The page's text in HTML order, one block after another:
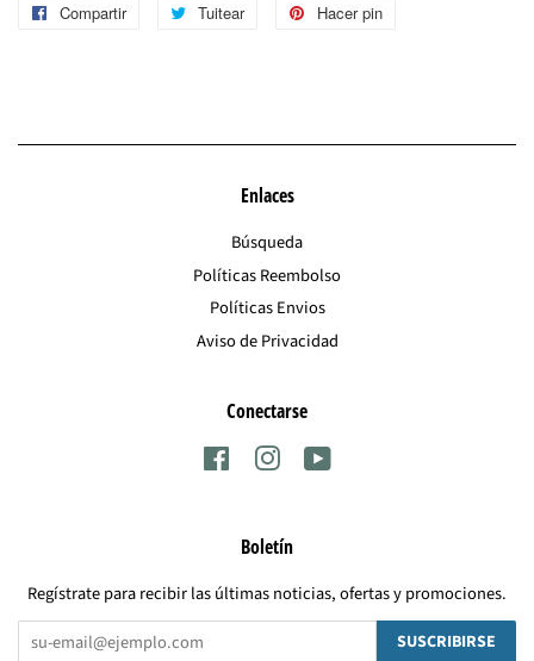
Compartir
CompartirTuitear
Tuitear
Hacer pin
Enlaces
Búsqueda
Políticas Reembolso
Políticas Envios
Aviso de Privacidad
Conectarse
FacebookInstagram
Boletín
Regístrate para recibir las últimas noticias, ofertas y promociones.
SUSCRIBIRSE